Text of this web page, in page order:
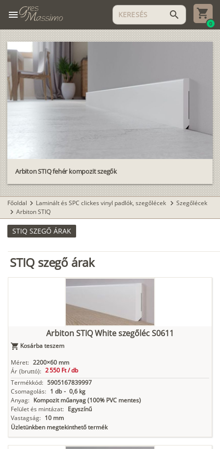
menu search
0
Arbiton STIQ fehér kompozit szegők
Főoldal chevron_right Laminált és SPC clickes vinyl padlók, szegőlécek chevron_right Szegőlécek
chevron_right Arbiton STIQ
STIQ SZEGŐ ÁRAK
STIQ szegő árak
Arbiton STIQ White szegőléc S0611
Kosárba teszem
Méret: 2200×60 mm
Ár (bruttó): 2 550 Ft /db
Termékkód: 5905167839997
Csomagolás: 1 db - 0,6 kg
Anyag: Kompozit műanyag (100% PVC mentes)
Felület és mintázat: Egyszínű
Vastagság: 10 mm
Üzletünkben megtekinthető termék